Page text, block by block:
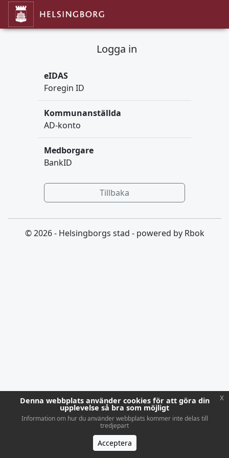
Logga in
eIDAS
Foregin ID
Kommunanställda
AD-konto
Medborgare
BankID
Tillbaka
© 2026 - Helsingborgs stad - powered by Rbok
Denna webbplats använder cookies för att göra din
upplevelse så bra som möjligt
Information om hur du använder webbplats kommer inte delas till
tredjepart
Acceptera
x